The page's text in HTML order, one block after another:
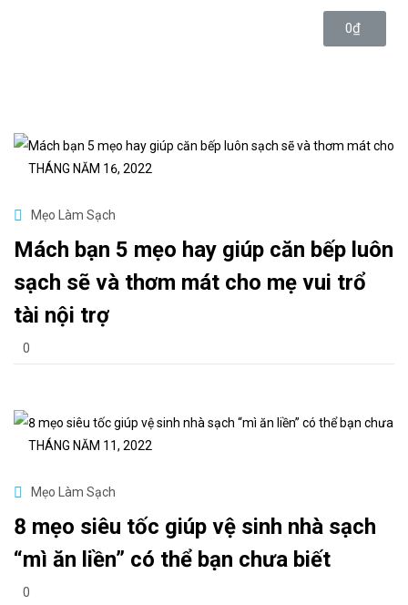
0₫
THÁNG NĂM 16, 2022
Mẹo Làm Sạch
Mách bạn 5 mẹo hay giúp căn bếp luôn
sạch sẽ và thơm mát cho mẹ vui trổ
tài nội trợ
0
THÁNG NĂM 11, 2022
Mẹo Làm Sạch
8 mẹo siêu tốc giúp vệ sinh nhà sạch
“mì ăn liền” có thể bạn chưa biết
0
Remember me
Log in